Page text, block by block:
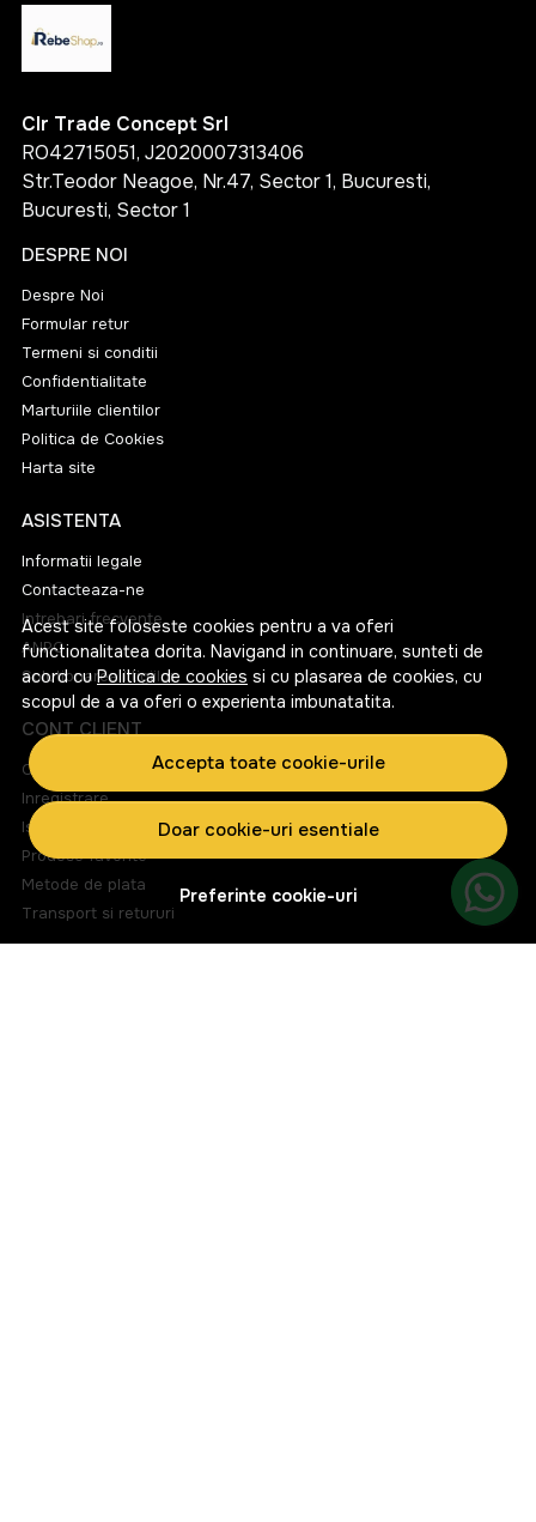
Acest site foloseste cookies pentru a va oferi
functionalitatea dorita. Navigand in continuare, sunteti de
acord cuPolitica de cookies si cu plasarea de cookies, cu
scopul de a va oferi o experienta imbunatatita.
Accepta toate cookie-urile
Doar cookie-uri esentiale
Preferinte cookie-uri
Clr Trade Concept Srl
RO42715051, J2020007313406
Str.Teodor Neagoe, Nr.47, Sector 1, Bucuresti,
Bucuresti, Sector 1
DESPRE NOI
Despre Noi
Formular retur
Termeni si conditii
Confidentialitate
Marturiile clientilor
Politica de Cookies
Harta site
ASISTENTA
Informatii legale
Contacteaza-ne
Intrebari frecvente
ANPC
Solutionarea litigiilor
CONT CLIENT
Contul meu
Inregistrare
Istoric comenzi
Produse favorite
Metode de plata
Transport si retururi